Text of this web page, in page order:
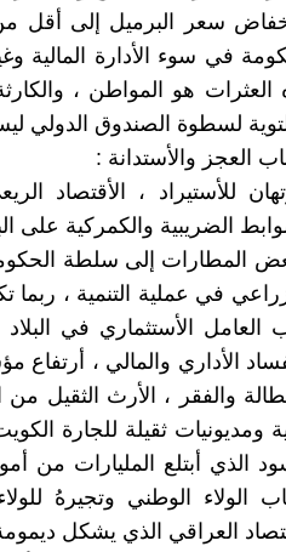
في سوء الأدارة المالية
العثرات هو المواطن ،
لسطوة الصندوق
العجز والأستدانة :
للأستيراد ، الأقتصاد
الضريبية والكمركية على
المطارات إلى سلطة
العامل الأستثماري في
الأداري والمالي ،
والفقر ، الأرث الثقيل
ومديونيات ثقيلة للجارة
الذي أبتلع المليارات من
الولاء الوطني وتجيرهُ
العراقي الذي يشكل